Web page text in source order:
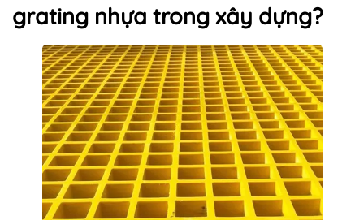
grating nhựa trong xây dựng?